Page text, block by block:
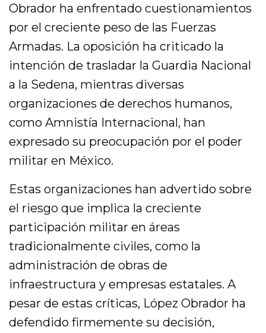
Obrador ha enfrentado cuestionamientos
por el creciente peso de las Fuerzas
Armadas. La oposición ha criticado la
intención de trasladar la Guardia Nacional
a la Sedena, mientras diversas
organizaciones de derechos humanos,
como Amnistía Internacional, han
expresado su preocupación por el poder
militar en México.
Estas organizaciones han advertido sobre
el riesgo que implica la creciente
participación militar en áreas
tradicionalmente civiles, como la
administración de obras de
infraestructura y empresas estatales. A
pesar de estas críticas, López Obrador ha
defendido firmemente su decisión,